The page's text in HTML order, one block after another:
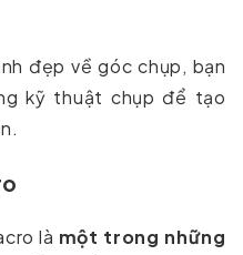
đẹp về góc chụp, bạn
kỹ thuật chụp để tạo
là một trong những